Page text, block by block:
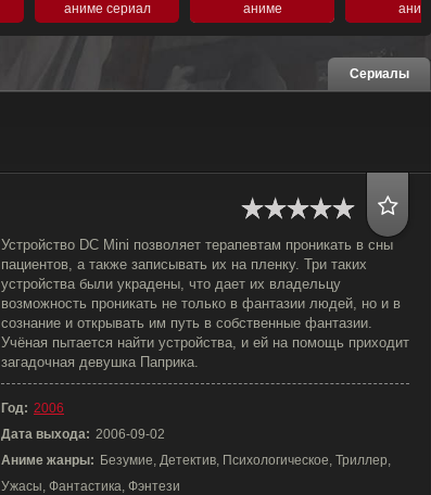
аниме сериал аниме аниме
Сериалы
Устройство DC Mini позволяет терапевтам проникать в сны
пациентов, а также записывать их на пленку. Три таких
устройства были украдены, что дает их владельцу
возможность проникать не только в фантазии людей, но и в
сознание и открывать им путь в собственные фантазии.
Учёная пытается найти устройства, и ей на помощь приходит
загадочная девушка Паприка.
Год: 2006
Дата выхода: 2006-09-02
Аниме жанры: Безумие, Детектив, Психологическое, Триллер,
Ужасы, Фантастика, Фэнтези